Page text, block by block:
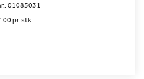
01085031
pr. stk